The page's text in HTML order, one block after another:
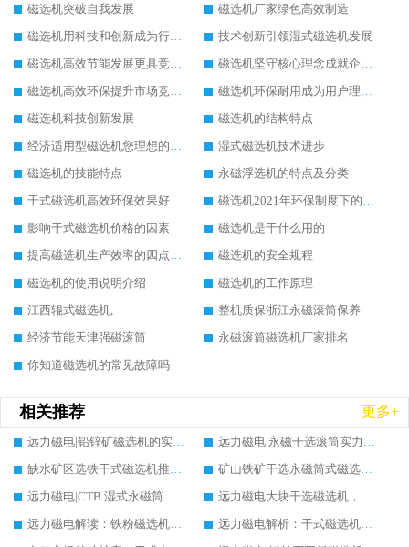
磁选机突破自我发展
磁选机厂家绿色高效制造
磁选机用科技和创新成为行业中的顶梁柱
技术创新引领湿式磁选机发展
磁选机高效节能发展更具竞争力
磁选机坚守核心理念成就企业辉煌
磁选机高效环保提升市场竞争力
磁选机环保耐用成为用户理想选择
磁选机科技创新发展
磁选机的结构特点
经济适用型磁选机您理想的选择
湿式磁选机技术进步
磁选机的技能特点
永磁浮选机的特点及分类
干式磁选机高效环保效果好
磁选机2021年环保制度下的发展出路
影响干式磁选机价格的因素
磁选机是干什么用的
提高磁选机生产效率的四点方法
磁选机的安全规程
磁选机的使用说明介绍
磁选机的工作原理
江西辊式磁选机,
整机质保浙江永磁滚筒保养
经济节能天津强磁滚筒
永磁滚筒磁选机厂家排名
你知道磁选机的常见故障吗
相关推荐 更多+
远力磁电|铅锌矿磁选机的实力生产厂家推荐，案例分析
远力磁电|永磁干选滚筒实力生产厂家推荐，多维度筛选指南与案例分析
缺水矿区选铁干式磁选机推荐实力生产厂家案例分析|远力磁电
矿山铁矿干选永磁筒式磁选机铁矿精选推荐，实力生产厂家远力磁电现场案例分享
远力磁电|CTB 湿式永磁筒式磁选机铁矿精选推荐实力生产厂家
远力磁电大块干选磁选机，实力厂家设备能否提升矿石品位?行业趋势、厂家调研全解析
远力磁电解读：铁粉磁选机能否提升品位?原理、行情与行业调研参考
远力磁电解析：干式磁选机能否提升矿石品位?原理、行情与行业发展全景